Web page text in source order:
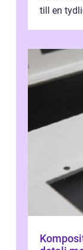
till en
Komposit